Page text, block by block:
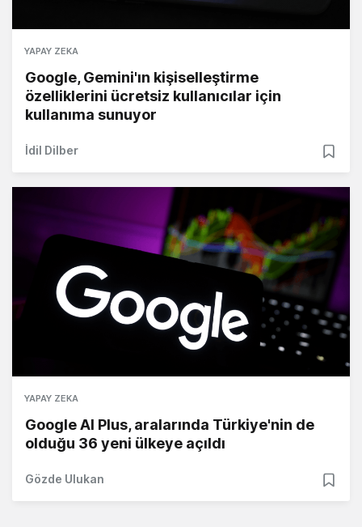
YAPAY ZEKA
Google, Gemini'ın kişiselleştirme
özelliklerini ücretsiz kullanıcılar için
kullanıma sunuyor
İdil Dilber
YAPAY ZEKA
Google AI Plus, aralarında Türkiye'nin de
olduğu 36 yeni ülkeye açıldı
Gözde Ulukan